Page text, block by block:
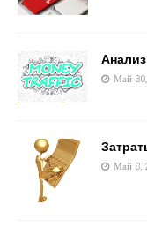
Май
Май 8,